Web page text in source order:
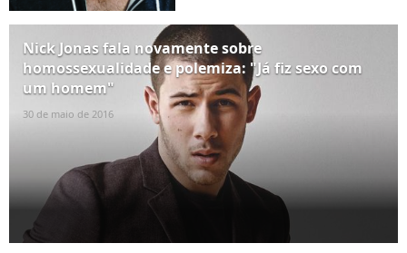
Nick Jonas fala novamente sobre
homossexualidade e polemiza: "Já fiz sexo com
um homem"
30 de maio de 2016